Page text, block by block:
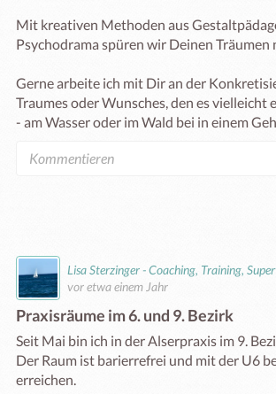
Mit kreativen Methoden aus
Psychodrama spüren wir Deinen Träumen
Gerne arbeite ich mit Dir an der
Traumes oder Wunsches, den es vielleicht
- am Wasser oder im Wald bei in einem
Lisa Sterzinger - Coaching, Training,
vor etwa einem Jahr
Praxisräume im 6. und 9. Bezirk
Seit Mai bin ich in der Alserpraxis im 9.
Der Raum ist barierrefrei und mit der U6
erreichen.